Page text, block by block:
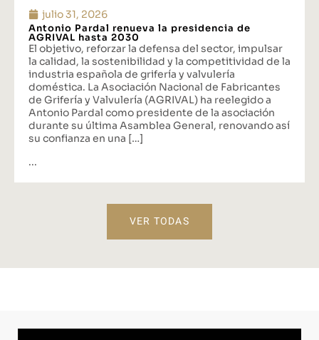
julio 31, 2026
Antonio Pardal renueva la presidencia de
AGRIVAL hasta 2030
El objetivo, reforzar la defensa del sector, impulsar
la calidad, la sostenibilidad y la competitividad de la
industria española de grifería y valvulería
doméstica. La Asociación Nacional de Fabricantes
de Grifería y Valvulería (AGRIVAL) ha reelegido a
Antonio Pardal como presidente de la asociación
durante su última Asamblea General, renovando así
su confianza en una […]
...
VER TODAS